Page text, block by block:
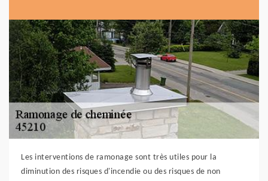
Les interventions de ramonage sont très utiles pour la
diminution des risques d'incendie ou des risques de non